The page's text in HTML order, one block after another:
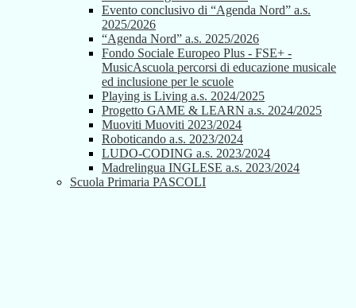
Evento conclusivo di “Agenda Nord” a.s.
2025/2026
“Agenda Nord” a.s. 2025/2026
Fondo Sociale Europeo Plus - FSE+ -
MusicAscuola percorsi di educazione musicale
ed inclusione per le scuole
Playing is Living a.s. 2024/2025
Progetto GAME & LEARN a.s. 2024/2025
Muoviti Muoviti 2023/2024
Roboticando a.s. 2023/2024
LUDO-CODING a.s. 2023/2024
Madrelingua INGLESE a.s. 2023/2024
Scuola Primaria PASCOLI